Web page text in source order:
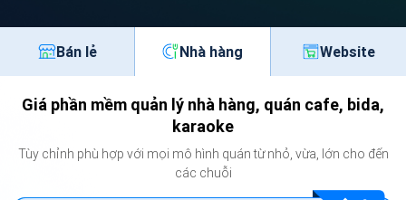
Bán lẻ Nhà hàng Website
Giá phần mềm quản lý nhà hàng, quán cafe, bida,
karaoke
Tùy chỉnh phù hợp với mọi mô hình quán từ nhỏ, vừa, lớn cho đến
các chuỗi